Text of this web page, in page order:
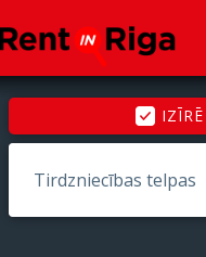
IZĪRĒ
Tirdzniecības telpas